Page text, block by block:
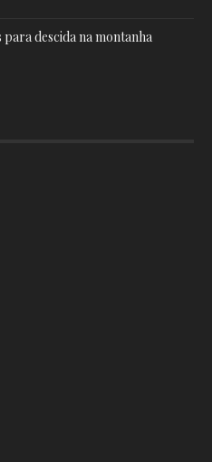
para descida na montanha